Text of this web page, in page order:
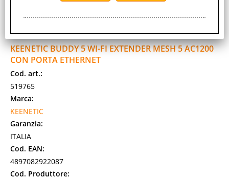
KEENETIC BUDDY 5 WI-FI EXTENDER MESH 5 AC1200
CON PORTA ETHERNET
Cod. art.:
519765
Marca:
KEENETIC
Garanzia:
ITALIA
Cod. EAN:
4897082922087
Cod. Produttore: